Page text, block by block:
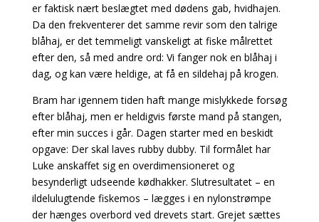
er faktisk nært beslægtet med dødens gab, hvidhajen.
Da den frekventerer det samme revir som den talrige
blåhaj, erdet temmeligt vanskeligt at fiske målrettet
efter den, så med andre ord: Vi fanger nok en blåhaj i
dag, og kan være heldige, at få en sildehaj på krogen.
Bram har igennem tiden haft mange mislykkede forsøg
efter blåhaj, men er heldigvis første mand på stangen,
efter min succes i går. Dagen starter med en beskidt
opgave: Der skal laves rubby dubby. Til formålet har
Luke anskaffet sig en overdimensioneret og
besynderligt udseende kødhakker. Slutresultatet – en
ildelulugtende fiskemos – lægges i en nylonstrømpe
der hænges overbord ved drevets start. Grejet sættes